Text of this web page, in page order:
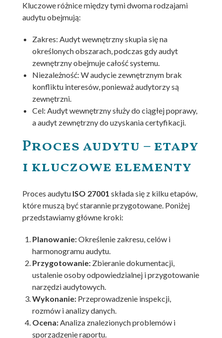
Kluczowe różnice między tymi dwoma rodzajami
audytu obejmują:
Zakres: Audyt wewnętrzny skupia się na
określonych obszarach, podczas gdy audyt
zewnętrzny obejmuje całość systemu.
Niezależność: W audycie zewnętrznym brak
konfliktu interesów, ponieważ audytorzy są
zewnętrzni.
Cel: Audyt wewnętrzny służy do ciągłej poprawy,
a audyt zewnętrzny do uzyskania certyfikacji.
Proces audytu – etapy
i kluczowe elementy
Proces audytu ISO 27001 składa się z kilku etapów,
które muszą być starannie przygotowane. Poniżej
przedstawiamy główne kroki:
Planowanie:Określenie zakresu, celów i
harmonogramu audytu.
Przygotowanie: Zbieranie dokumentacji,
ustalenie osoby odpowiedzialnej i przygotowanie
narzędzi audytowych.
Wykonanie: Przeprowadzenie inspekcji,
rozmów i analizy danych.
Ocena:Analiza znalezionych problemów i
sporządzenie raportu.